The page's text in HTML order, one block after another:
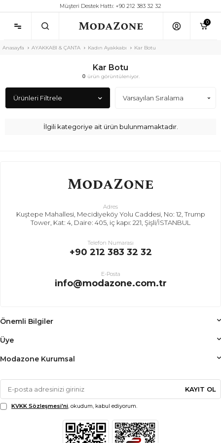
Müşteri Destek Hattı: +90 212 383 32 32
0
Anasayfa AYAKKABI & ÇANTA Kadın Ayakkabı Kar Botu
Kar Botu
0 ürün görüntüleniyor.
Ürünleri Filtrele
İlgili kategoriye ait ürün bulunmamaktadır.
Adres
Kuştepe Mahallesi, Mecidiyeköy Yolu Caddesi, No: 12, Trump
Tower, Kat: 4, Daire: 405, iç kapı: 221, Şişli/İSTANBUL
Telefon Numarası
+90 212 383 32 32
E-Posta
info@modazone.com.tr
Önemli Bilgiler
Üye
Modazone Kurumsal
KAYIT OL
KVKK Sözleşmesi'ni, okudum, kabul ediyorum.